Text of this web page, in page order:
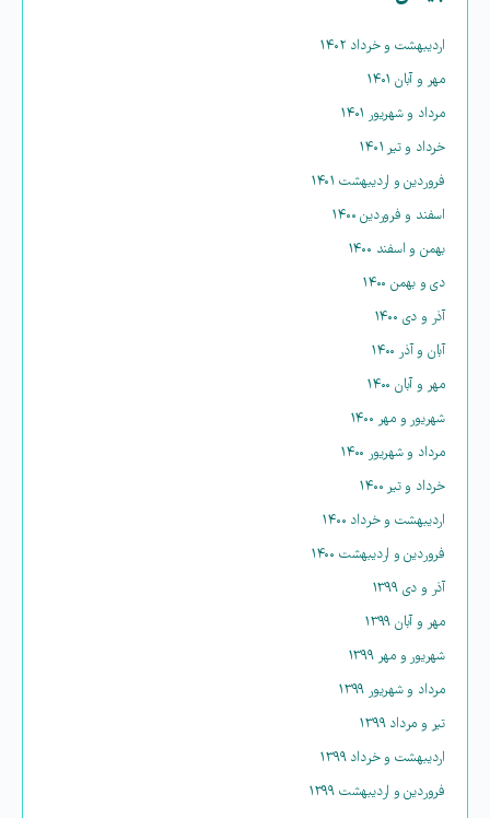
اردیبهشت و خرداد ۱۴۰۲
مهر و آبان ۱۴۰۱
مرداد و شهریور ۱۴۰۱
خرداد و تیر ۱۴۰۱
فروردین و اردیبهشت ۱۴۰۱
اسفند و فروردین ۱۴۰۰
بهمن و اسفند ۱۴۰۰
دی و بهمن ۱۴۰۰
آذر و دی ۱۴۰۰
آبان و آذر ۱۴۰۰
مهر و آبان ۱۴۰۰
شهریور و مهر ۱۴۰۰
مرداد و شهریور ۱۴۰۰
خرداد و تیر ۱۴۰۰
اردیبهشت و خرداد ۱۴۰۰
فروردین و اردیبهشت ۱۴۰۰
آذر و دی ۱۳۹۹
مهر و آبان ۱۳۹۹
شهریور و مهر ۱۳۹۹
مرداد و شهریور ۱۳۹۹
تیر و مرداد ۱۳۹۹
اردیبهشت و خرداد ۱۳۹۹
فروردین و اردیبهشت ۱۳۹۹